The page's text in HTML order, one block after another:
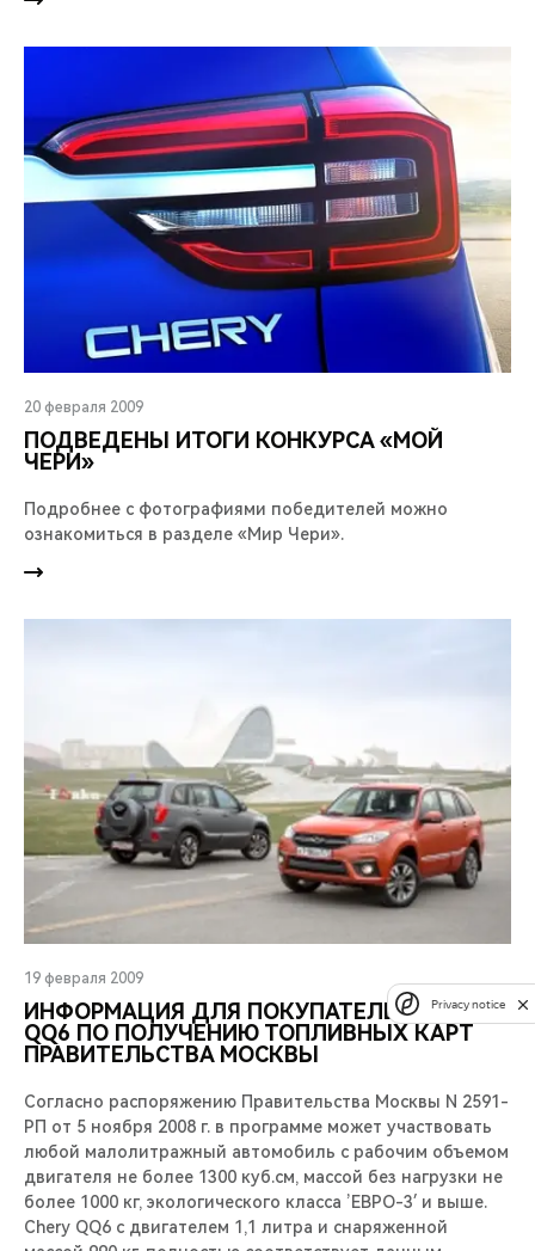
20 февраля 2009
ПОДВЕДЕНЫ ИТОГИ КОНКУРСА «МОЙ
ЧЕРИ»
Подробнее с фотографиями победителей можно
ознакомиться в разделе «Мир Чери».
19 февраля 2009
ИНФОРМАЦИЯ ДЛЯ ПОКУПАТЕЛЕЙ CHERY
QQ6 ПО ПОЛУЧЕНИЮ ТОПЛИВНЫХ КАРТ
ПРАВИТЕЛЬСТВА МОСКВЫ
Согласно распоряжению Правительства Москвы N 2591-
РП от 5 ноября 2008 г. в программе может участвовать
любой малолитражный автомобиль с рабочим объемом
двигателя не более 1300 куб.см, массой без нагрузки не
более 1000 кг, экологического класса ’ЕВРО-3′ и выше.
Chery QQ6 с двигателем 1,1 литра и снаряженной
Privacy notice